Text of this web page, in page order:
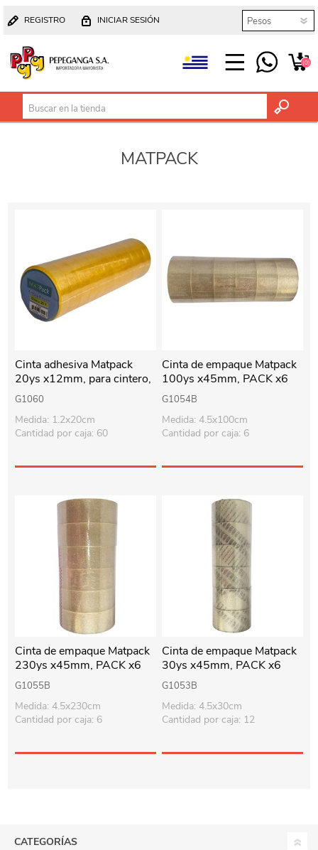
REGISTRO INICIAR SESIÓN
(0)
MATPACK
Cinta adhesiva Matpack
20ys x12mm, para cintero,
PACK x12 rollos
G1060
Medida: 1.2x20cm
Cantidad por caja: 60
Cinta de empaque Matpack
100ys x45mm, PACK x6
rollos, TRANSPARENTE
G1054B
Medida: 4.5x100cm
Cantidad por caja: 6
Cinta de empaque Matpack
230ys x45mm, PACK x6
rollos, TRANSPARENTE
G1055B
Medida: 4.5x230cm
Cantidad por caja: 6
Cinta de empaque Matpack
30ys x45mm, PACK x6
rollos, TRANSPARENTE
G1053B
Medida: 4.5x30cm
Cantidad por caja: 12
CATEGORÍAS